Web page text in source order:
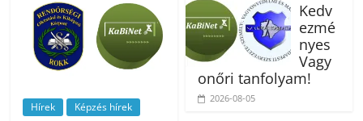
Hírek Képzés hírek
Kedv
ezmé
nyes
Vagy
onőri tanfolyam!
2026-08-05